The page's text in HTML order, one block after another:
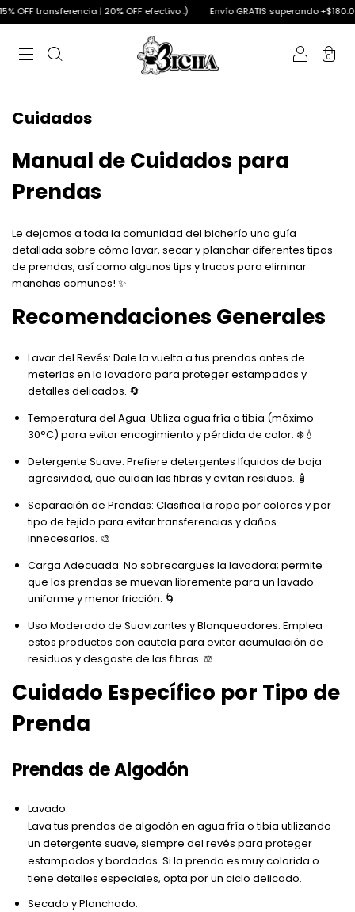
OFF transferencia | 20% OFF efectivo :) Envío GRATIS superando
0
Cuidados
Manual de Cuidados para
Prendas
Le dejamos a toda la comunidad del bicherío una guía
detallada sobre cómo lavar, secar y planchar diferentes tipos
de prendas, así como algunos tips y trucos para eliminar
manchas comunes! ✨
Recomendaciones Generales
Lavar del Revés: Dale la vuelta a tus prendas antes de
meterlas en la lavadora para proteger estampados y
detalles delicados. 🔄
Temperatura del Agua: Utiliza agua fría o tibia (máximo
30°C) para evitar encogimiento y pérdida de color. ❄️💧
Detergente Suave: Prefiere detergentes líquidos de baja
agresividad, que cuidan las fibras y evitan residuos. 🧴
Separación de Prendas: Clasifica la ropa por colores y por
tipo de tejido para evitar transferencias y daños
innecesarios. 🎨
Carga Adecuada: No sobrecargues la lavadora; permite
que las prendas se muevan libremente para un lavado
uniforme y menor fricción. 🌀
Uso Moderado de Suavizantes y Blanqueadores: Emplea
estos productos con cautela para evitar acumulación de
residuos y desgaste de las fibras. ⚖️
Cuidado Específico por Tipo de
Prenda
Prendas de Algodón
Lavado:
Lava tus prendas de algodón en agua fría o tibia utilizando
un detergente suave, siempre del revés para proteger
estampados y bordados. Si la prenda es muy colorida o
tiene detalles especiales, opta por un ciclo delicado.
Secado y Planchado: